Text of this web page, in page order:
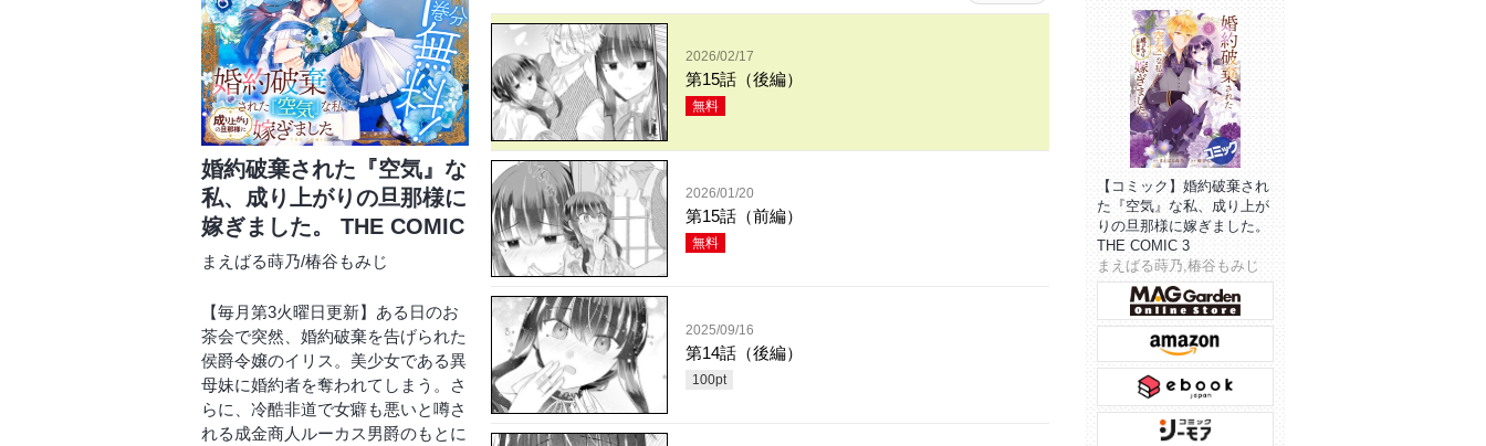
婚約破棄された『空気』な
私、成り上がりの旦那様に
嫁ぎました。 THE COMIC
まえばる蒔乃/椿谷もみじ
【毎月第3火曜日更新】ある日のお
茶会で突然、婚約破棄を告げられた
侯爵令嬢のイリス。美少女である異
母妹に婚約者を奪われてしまう。さ
らに、冷酷非道で女癖も悪いと噂さ
れる成金商人ルーカス男爵のもとに
2026/02/17
第15話（後編）
無料
2026/01/20
第15話（前編）
無料
2025/09/16
第14話（後編）
100pt
【コミック】婚約破棄され
た『空気』な私、成り上が
りの旦那様に嫁ぎました。
THE COMIC 3
まえばる蒔乃,椿谷もみじ